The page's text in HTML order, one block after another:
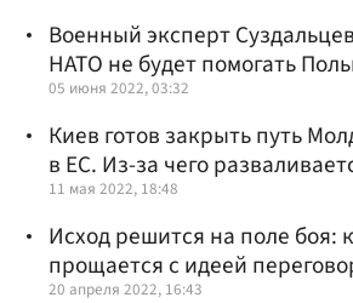
Военный эксперт
НАТО не будет помогать
05 июня 2022, 03:32
Киев готов закрыть путь
в ЕС. Из-за чего
11 мая 2022, 18:48
Исход решится на поле боя:
прощается с идеей
20 апреля 2022, 16:43